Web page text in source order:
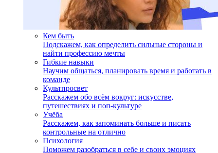
Кем быть
Подскажем, как определить сильные стороны и
найти профессию мечты
Гибкие навыки
Научим общаться, планировать время и работать в
команде
Культпросвет
Расскажем обо всём вокруг: искусстве,
путешествиях и поп-культуре
Учёба
Расскажем, как запоминать больше и писать
контрольные на отлично
Психология
Поможем разобраться в себе и своих эмоциях